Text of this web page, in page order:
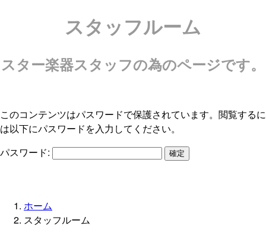
スタッフルーム
スター楽器スタッフの為のページです。
このコンテンツはパスワードで保護されています。閲覧するに
は以下にパスワードを入力してください。
パスワード:
ホーム
スタッフルーム